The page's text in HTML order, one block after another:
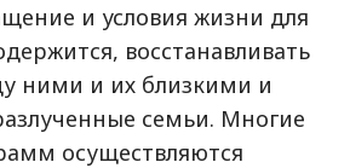
и условия жизни для
восстанавливать
ними и их близкими и
семьи. Многие
осуществляются